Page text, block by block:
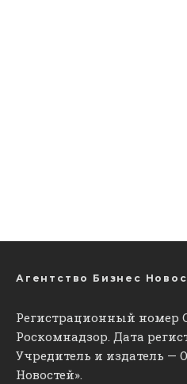
Агентство Бизнес
Регистрационный номер
Роскомнадзор. Дата
Учредитель и издатель —
Новостей».